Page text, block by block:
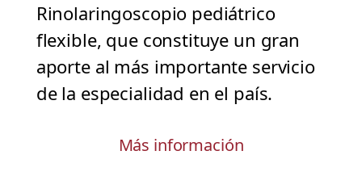
Rinolaringoscopio pediátrico
flexible, que constituye un gran
aporte al más importante servicio
de la especialidad en el país.
Más información